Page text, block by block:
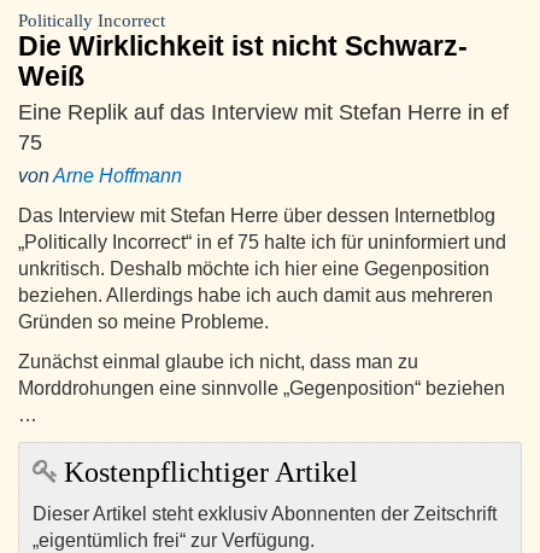
Politically Incorrect
Die Wirklichkeit ist nicht Schwarz-
Weiß
Eine Replik auf das Interview mit Stefan Herre in ef
75
vonArne Hoffmann
Das Interview mit Stefan Herre über dessen Internetblog
„Politically Incorrect“ in ef 75 halte ich für uninformiert und
unkritisch. Deshalb möchte ich hier eine Gegenposition
beziehen. Allerdings habe ich auch damit aus mehreren
Gründen so meine Probleme.
Zunächst einmal glaube ich nicht, dass man zu
Morddrohungen eine sinnvolle „Gegenposition“ beziehen
…
Kostenpflichtiger Artikel
Dieser Artikel steht exklusiv Abonnenten der Zeitschrift
„eigentümlich frei“ zur Verfügung.